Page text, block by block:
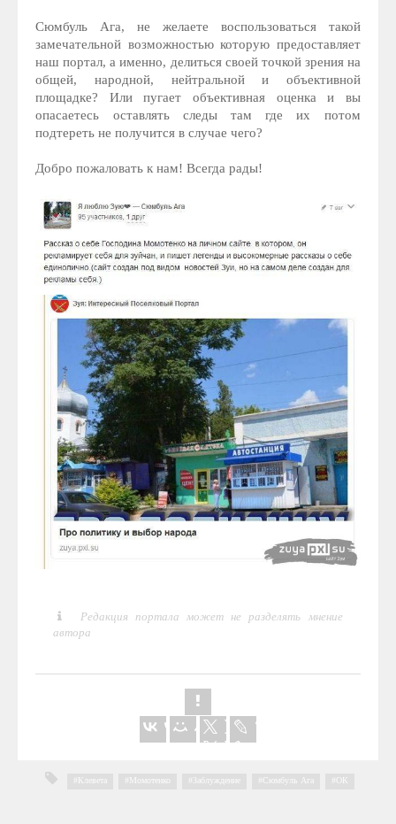
Cюмбуль Ага, не желаете воспользоваться такой
замечательной возможностью которую предоставляет
наш портал, а именно, делиться своей точкой зрения на
общей, народной, нейтральной и объективной
площадке? Или пугает объективная оценка и вы
опасаетесь оставлять следы там где их потом
подтереть не получится в случае чего?
Добро пожаловать к нам! Всегда рады!
Редакция портала может не разделять мнение
автора
Клевета Момотенко Заблуждение Cюмбуль Ага ОК